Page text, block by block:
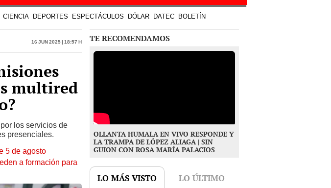
multired
presenciales.
a formación para
TE RECOMENDAMOS
OLLANTA HUMALA EN VIVO RESPONDE Y
LA TRAMPA DE LÓPEZ ALIAGA | SIN
GUION CON ROSA MARÍA PALACIOS
LO MÁS VISTO LO ÚLTIMO